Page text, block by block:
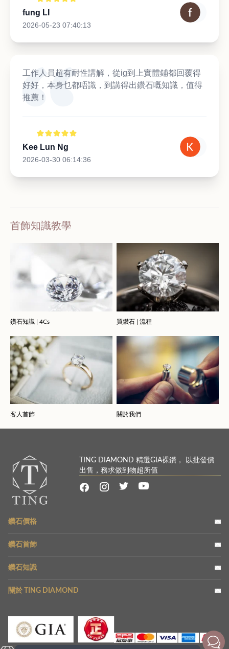
fung LI
2026-05-23 07:40:13
工作人員超有耐性講解，從ig到上實體鋪都回覆得
好好，本身乜都唔識，到講得出鑽石嘅知識，值得
推薦！
Kee Lun Ng
2026-03-30 06:14:36
首飾知識教學
鑽石知識 | 4Cs 買鑽石 | 流程
客人首飾 關於我們
TING DIAMOND 精選GIA裸鑽， 以批發價
出售，務求做到物超所值
鑽石價格
鑽石首飾
鑽石知識
關於 TING DIAMOND